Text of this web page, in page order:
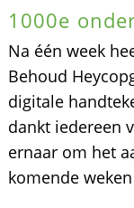
1000e
Na één week
Behoud
digitale
dankt iedereen
ernaar om het
komende